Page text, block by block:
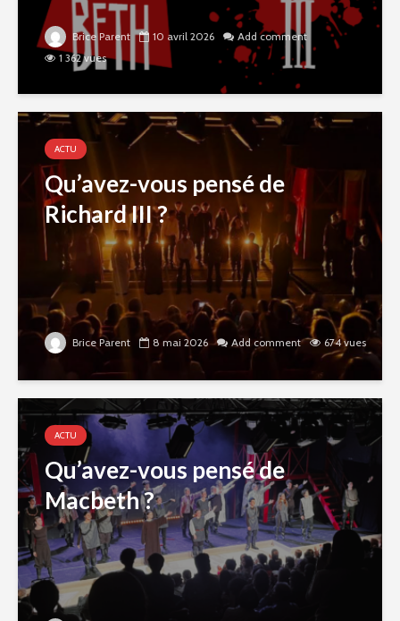
Brice Parent 10 avril 2026
Add comment
1 362 vues
ACTU
Qu’avez-vous pensé de
Richard III ?
Brice Parent 8 mai 2026 Add comment 674 vues
ACTU
Qu’avez-vous pensé de
Macbeth ?